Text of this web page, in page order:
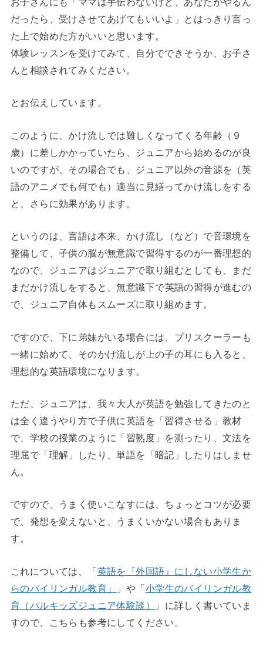
だったら、受けさせてあげてもいいよ」とはっきり言っ
た上で始めた方がいいと思います。
体験レッスンを受けてみて、自分でできそうか、お子さ
んと相談されてみください。
とお伝えしています。
このように、かけ流しでは難しくなってくる年齢（９
歳）に差しかかっていたら、ジュニアから始めるのが良
いのですが、その場合でも、ジュニア以外の音源を（英
語のアニメでも何でも）適当に見繕ってかけ流しをする
と、さらに効果があります。
というのは、言語は本来、 かけ流し（など）で音環境を
整備して、 子供の脳が無意識で習得するのが一番理想的
なので、ジュニアはジュニアで取り組むとしても、
まだ
まだかけ流し をすると、無意識下で英語の習得が進むの
で、ジュニア自体もスムーズに取り組めます。
ですので、下に弟妹がいる場合には、プリスクーラーも
一緒に始めて、そのかけ流しが上の子の耳にも入ると、
理想的な英語環境になります。
ただ、ジュニアは、我々大人が英語を勉強してきたのと
は全く違うやり方で子供に英語を「習得させる」教材
で、学校の授業のように「習熟度」を測ったり、文法を
理屈で「理解」したり、単語を「暗記」したりはしませ
ん。
ですので、うまく使いこなすには、ちょっとコツが必要
で、発想を変えないと、うまくいかない場合もありま
す。
これについては、「英語を『外国語』にしない小学生か
らのバイリンガル教育」
」や「小学生のバイリンガル教
育（パルキッズジュニア体験談）
」に詳しく書いていま
すので、こちらも参考にしてください。